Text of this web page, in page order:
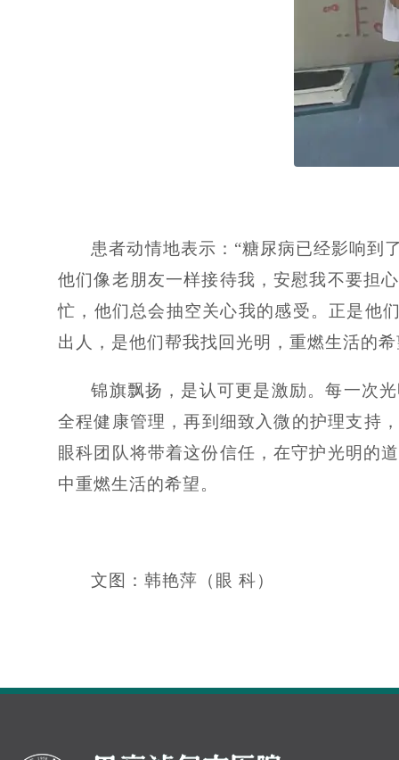
患者动情地表示：“糖尿病已经影响到
他们像老朋友一样接待我，安慰我不要担
忙，他们总会抽空关心我的感受。正是他
出人，是他们帮我找回光明，重燃生活的
锦旗飘扬，是认可更是激励。每一次
全程健康管理，再到细致入微的护理支持
眼科团队将带着这份信任，在守护光明的
中重燃生活的希望。
文图：韩艳萍（眼 科）